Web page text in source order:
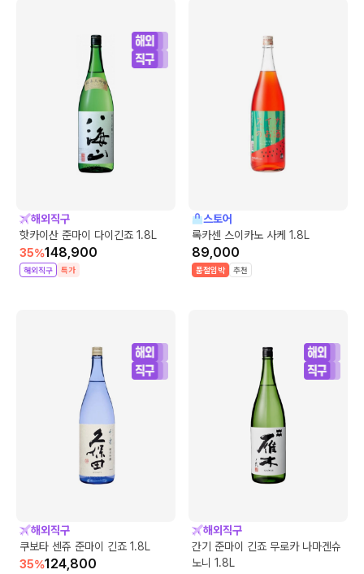
해외직구
핫카이산 준마이 다이긴죠 1.8L
35%148,900
해외직구 특가
스토어
록카센 스이카노 사케 1.8L
89,000
품절임박 추천
해외직구
쿠보타 센쥬 준마이 긴죠 1.8L
35%124,800
해외직구
간기 준마이 긴죠 무로카 나마겐슈
노니 1.8L